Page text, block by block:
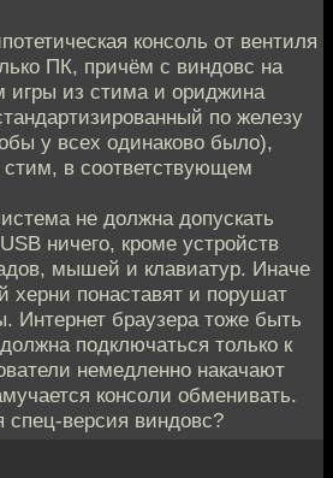
консоль от вентиля
ПК, причём с виндовс на
игры из стима и ориджина
по железу
у всех одинаково было),
в соответствующем
не должна допускать
ничего, кроме устройств
мышей и клавиатур. Иначе
херни понаставят и порушат
Интернет браузера тоже быть
подключаться только к
немедленно накачают
консоли обменивать.
версия виндовс?